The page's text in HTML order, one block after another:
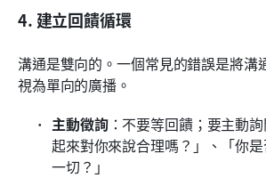
4. 建立回饋循環
溝通是雙向的。一個常見的錯誤是將溝
視為單向的廣播。
主動徵詢：不要等回饋；要主動
起來對你來說合理嗎？」、「你
一切？」